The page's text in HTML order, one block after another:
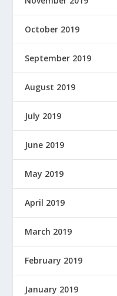
October 2019
September 2019
August 2019
July 2019
June 2019
May 2019
April 2019
March 2019
February 2019
January 2019